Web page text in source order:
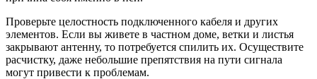
Проверьте целостность подключенного кабеля и других
элементов. Если вы живете в частном доме, ветки и листья
закрывают антенну, то потребуется спилить их. Осуществите
расчистку, даже небольшие препятствия на пути сигнала
могут привести к проблемам.